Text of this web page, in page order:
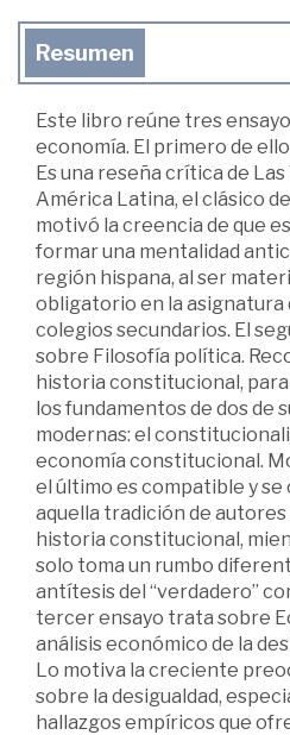
Resumen
Este libro reúne tres
economía. El primero de
Es una reseña crítica de
América Latina, el clásico
motivó la creencia de que
formar una mentalidad
región hispana, al ser
obligatorio en la
colegios secundarios. El
sobre Filosofía política.
historia constitucional,
los fundamentos de dos de
modernas: el
economía constitucional.
el último es compatible y
aquella tradición de
historia constitucional,
solo toma un rumbo
antítesis del “verdadero”
tercer ensayo trata sobre
análisis económico de la
Lo motiva la creciente
sobre la desigualdad,
hallazgos empíricos que